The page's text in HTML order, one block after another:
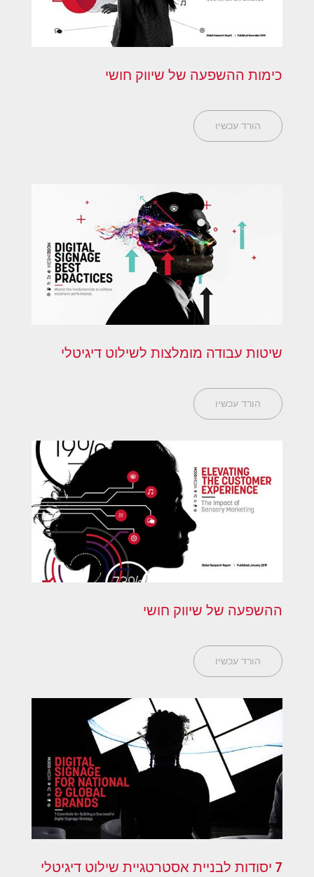
כימות ההשפעה של שיווק חושי
הורד עכשיו
שיטות עבודה מומלצות לשילוט דיגיטלי
הורד עכשיו
ההשפעה של שיווק חושי
הורד עכשיו
7 יסודות לבניית אסטרטגיית שילוט דיגיטלי